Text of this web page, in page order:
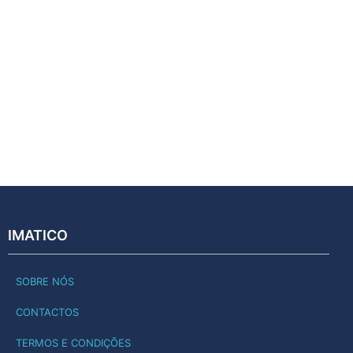
IMATICO
SOBRE NÓS
CONTACTOS
TERMOS E CONDIÇÕES